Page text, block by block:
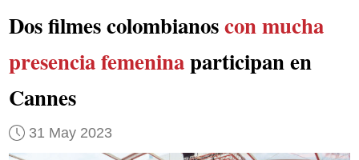
Dos filmes colombianoscon mucha
presencia femeninaparticipan en
Cannes
31 May 2023